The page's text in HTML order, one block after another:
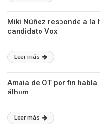
Miki Núñez responde a la
candidato Vox
Leer más
Amaia de OT por fin habla
álbum
Leer más